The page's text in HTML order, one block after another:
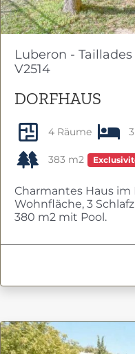
Luberon - Taillades
V2514
DORFHAUS
4 Räume
383 m2
Charmantes Haus im
Wohnfläche, 3
380 m2 mit Pool.